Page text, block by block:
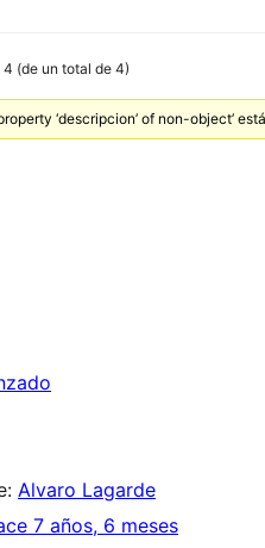
(de un total de 4)
‘descripcion’ of non-object’
Alvaro Lagarde
7 años, 6 meses